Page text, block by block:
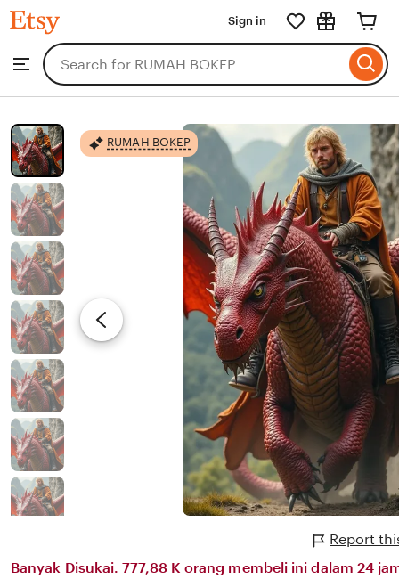
RUMAH
BOKEP
Browse
Search
for
items
shops
Sign in
RUMAH BOKEP
Report
Banyak Disukai. 777,88 K orang membeli ini dalam 24